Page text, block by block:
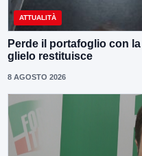
ATTUALITÀ
Perde il portafoglio con
glielo restituisce
8 AGOSTO 2026